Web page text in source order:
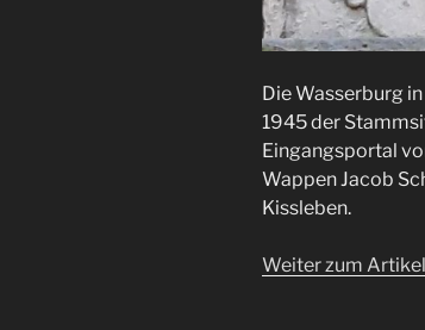
Die Wasserburg
1945 der
Eingangsportal
Wappen Jacob
Kissleben.
Weiter zum